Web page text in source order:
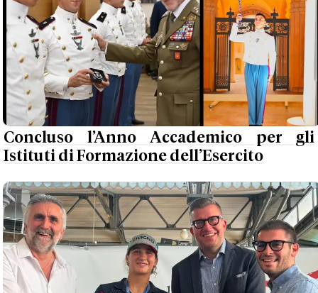
Concluso l’Anno Accademico per gli
Istituti di Formazione dell’Esercito